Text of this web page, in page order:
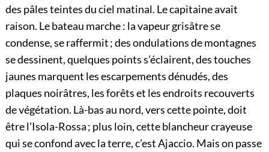
des pâles teintes du ciel matinal. Le capitaine avait
raison. Le bateau marche : la vapeur grisâtre se
condense, se raffermit ; des ondulations de montagnes
se dessinent, quelques points s’éclairent, des touches
jaunes marquent les escarpements dénudés, des
plaques noirâtres, les forêts et les endroits recouverts
de végétation. Là-bas au nord, vers cette pointe, doit
être l’Isola-Rossa ; plus loin, cette blancheur crayeuse
qui se confond avec la terre, c’est Ajaccio. Mais on passe